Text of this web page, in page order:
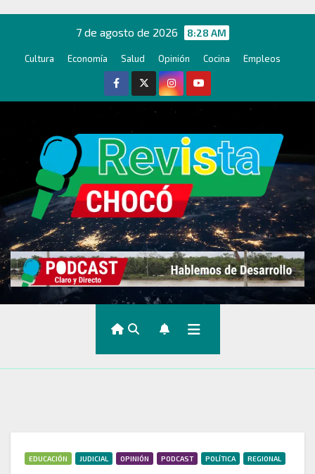
contenido
7 de agosto de 2026 8:28 AM
Cultura Economía Salud Opinión Cocina Empleos
EDUCACIÓN JUDICIAL OPINIÓN PODCAST POLÍTICA REGIONAL